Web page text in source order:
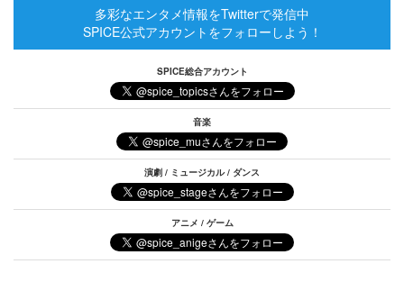
多彩なエンタメ情報をTwitterで発信中
SPICE公式アカウントをフォローしよう！
SPICE総合アカウント
音楽
演劇 / ミュージカル / ダンス
アニメ / ゲーム